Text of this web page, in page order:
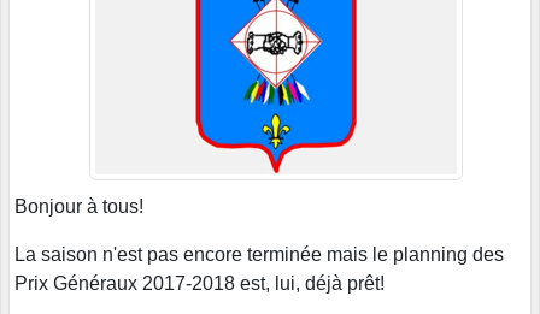
Bonjour à tous!
La saison n'est pas encore terminée mais le planning des
Prix Généraux 2017-2018 est, lui, déjà prêt!